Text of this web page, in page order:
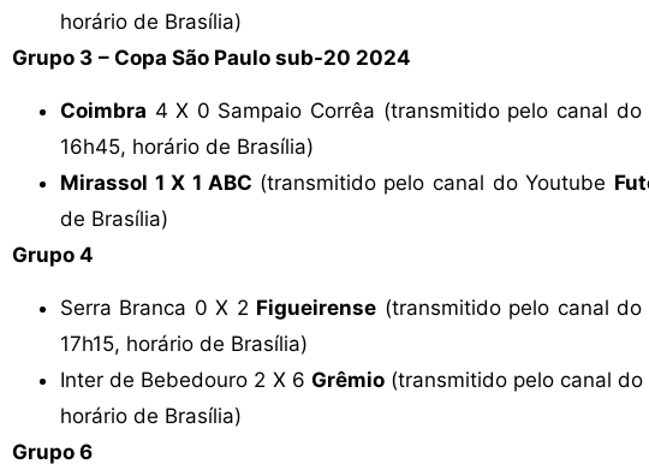
horário de Brasília)
Grupo 3 – Copa São Paulo sub-20 2024
Coimbra 4 X 0 Sampaio Corrêa (transmitido pelo canal do
16h45, horário de Brasília)
Mirassol 1 X 1 ABC (transmitido pelo canal do Youtube
de Brasília)
Grupo 4
Serra Branca 0 X 2 Figueirense (transmitido pelo canal do
17h15, horário de Brasília)
Inter de Bebedouro 2 X 6 Grêmio(transmitido pelo canal do
horário de Brasília)
Grupo 6